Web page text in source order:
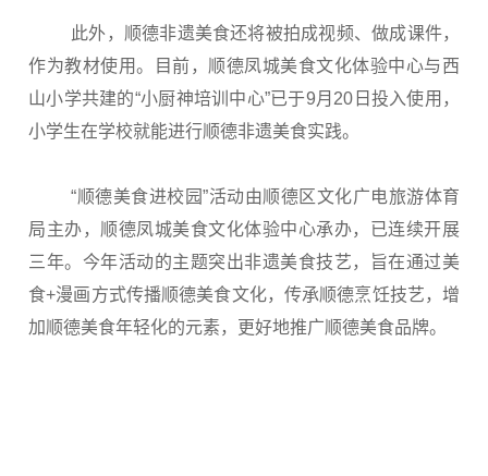
此外，顺德非遗美食还将被拍成视频、做成课件，
作为教材使用。目前，顺德凤城美食文化体验中心与西
山小学共建的“小厨神培训中心”已于9月20日投入使用，
小学生在学校就能进行顺德非遗美食实践。
“顺德美食进校园”活动由顺德区文化广电旅游体育
局主办，顺德凤城美食文化体验中心承办，已连续开展
三年。今年活动的主题突出非遗美食技艺，旨在通过美
食+漫画方式传播顺德美食文化，传承顺德烹饪技艺，增
加顺德美食年轻化的元素，更好地推广顺德美食品牌。